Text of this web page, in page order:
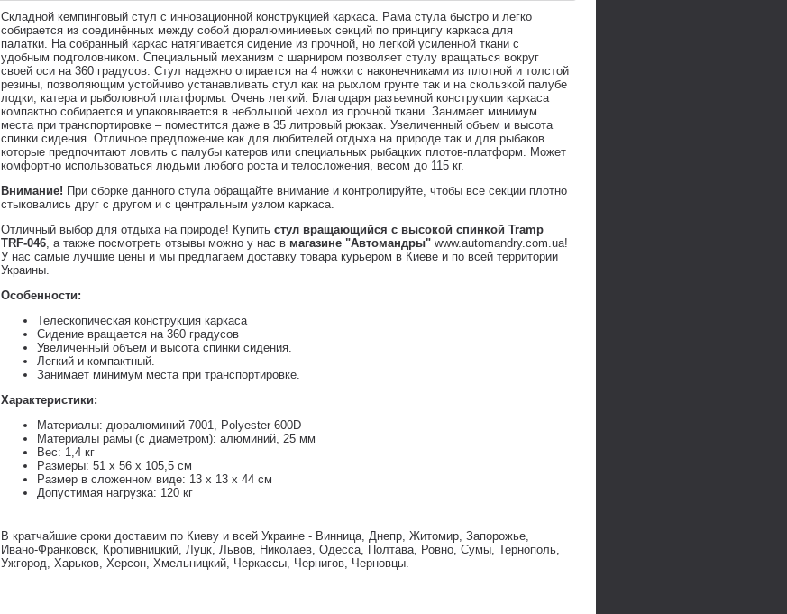
Складной кемпинговый стул с инновационной конструкцией каркаса. Рама стула быстро и легко
собирается из соединённых между собой дюралюминиевых секций по принципу каркаса для
палатки. На собранный каркас натягивается сидение из прочной, но легкой усиленной ткани с
удобным подголовником. Специальный механизм с шарниром позволяет стулу вращаться вокруг
своей оси на 360 градусов. Стул надежно опирается на 4 ножки с наконечниками из плотной и толстой
резины, позволяющим устойчиво устанавливать стул как на рыхлом грунте так и на скользкой палубе
лодки, катера и рыболовной платформы. Очень легкий. Благодаря разъемной конструкции каркаса
компактно собирается и упаковывается в небольшой чехол из прочной ткани. Занимает минимум
места при транспортировке – поместится даже в 35 литровый рюкзак. Увеличенный объем и высота
спинки сидения. Отличное предложение как для любителей отдыха на природе так и для рыбаков
которые предпочитают ловить с палубы катеров или специальных рыбацких плотов-платформ. Может
комфортно использоваться людьми любого роста и телосложения, весом до 115 кг.
Внимание! При сборке данного стула обращайте внимание и контролируйте, чтобы все секции плотно
стыковались друг с другом и с центральным узлом каркаса.
Отличный выбор для отдыха на природе! Купить стул вращающийся с высокой спинкой Tramp
TRF-046, а также посмотреть отзывы можно у нас в магазине "Автомандры" www.automandry.com.ua!
У нас самые лучшие цены и мы предлагаем доставку товара курьером в Киеве и по всей территории
Украины.
Особенности:
Телескопическая конструкция каркаса
Сидение вращается на 360 градусов
Увеличенный объем и высота спинки сидения.
Легкий и компактный.
Занимает минимум места при транспортировке.
Характеристики:
Материалы: дюралюминий 7001, Polyester 600D
Материалы рамы (с диаметром): алюминий, 25 мм
Вес: 1,4 кг
Размеры: 51 х 56 х 105,5 см
Размер в сложенном виде: 13 х 13 х 44 см
Допустимая нагрузка: 120 кг
В кратчайшие сроки доставим по Киеву и всей Украине - Винница, Днепр, Житомир, Запорожье,
Ивано-Франковск, Кропивницкий, Луцк, Львов, Николаев, Одесса, Полтава, Ровно, Сумы, Тернополь,
Ужгород, Харьков, Херсон, Хмельницкий, Черкассы, Чернигов, Черновцы.